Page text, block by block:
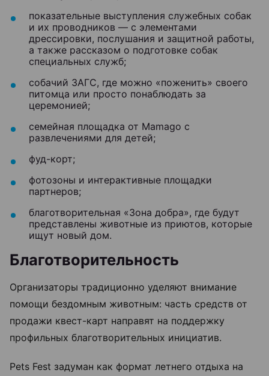
показательные выступления служебных собак
и их проводников — с элементами
дрессировки, послушания и защитной работы,
а также рассказом о подготовке собак
специальных служб;
собачий ЗАГС, где можно «поженить» своего
питомца или просто понаблюдать за
церемонией;
семейная площадка от Mamago с
развлечениями для детей;
фуд-корт;
фотозоны и интерактивные площадки
партнеров;
благотворительная «Зона добра», где будут
представлены животные из приютов, которые
ищут новый дом.
Благотворительность
Организаторы традиционно уделяют внимание
помощи бездомным животным: часть средств от
продажи квест-карт направят на поддержку
профильных благотворительных инициатив.
Pets Fest задуман как формат летнего отдыха на